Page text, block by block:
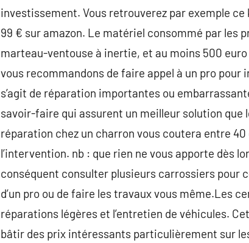
investissement. Vous retrouverez par exemple
99 € sur amazon. Le matériel consommé par les
marteau-ventouse à inertie, et au moins 500
vous recommandons de faire appel à un pro
s’agit de réparation importantes ou
savoir-faire qui assurent un meilleur solution que
réparation chez un charron vous coutera entre 40
l’intervention. nb : que rien ne vous apporte dès
conséquent consulter plusieurs carrossiers pour
d’un pro ou de faire les travaux vous même.Les
réparations légères et l’entretien de véhicules.
bâtir des prix intéressants particulièrement sur